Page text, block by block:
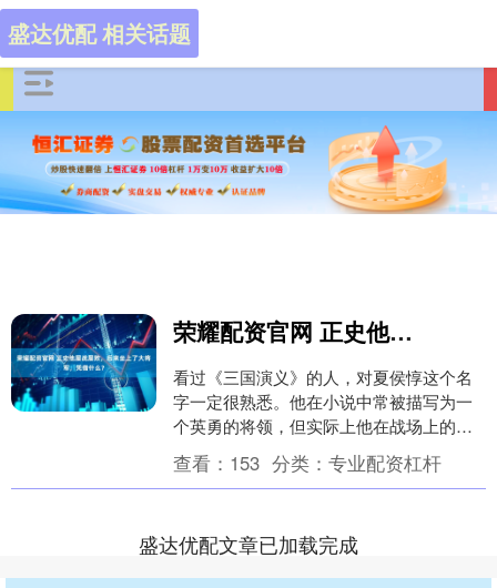
盛达优配 相关话题
荣耀配资官网 正史他屡战屡败，后来坐上了大将军，凭借什么？
看过《三国演义》的人，对夏侯惇这个名
字一定很熟悉。他在小说中常被描写为一
个英勇的将领，但实际上他在战场上的表
现并不理想，常常处于失败的状态，甚至
一度被戏称为常败....
查看： 153 分类： 专业配资杠杆
盛达优配文章已加载完成